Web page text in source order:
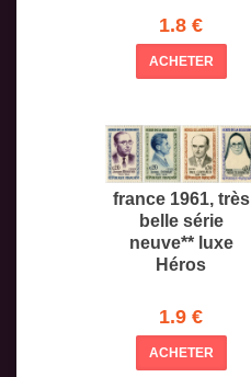
1.8 €
ACHETER
france 1961, très
belle série
neuve** luxe
Héros
1.9 €
ACHETER